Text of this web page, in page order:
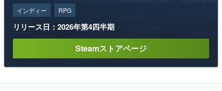
インディー RPG
リリース日：2026年第4四半期
Steamストアページ